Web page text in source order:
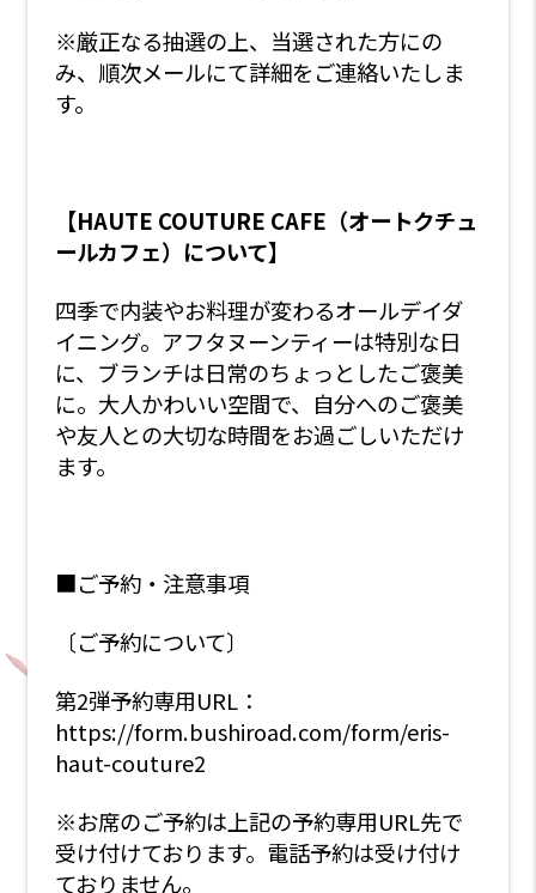
※厳正なる抽選の上、当選された方にの
み、順次メールにて詳細をご連絡いたしま
す。
【HAUTE COUTURE CAFE（オートクチュ
ールカフェ）について】
四季で内装やお料理が変わるオールデイダ
イニング。アフタヌーンティーは特別な日
に、ブランチは日常のちょっとしたご褒美
に。大人かわいい空間で、自分へのご褒美
や友人との大切な時間をお過ごしいただけ
ます。
■ご予約・注意事項
〔ご予約について〕
第2弾予約専用URL：
https://form.bushiroad.com/form/eris-
haut-couture2
※お席のご予約は上記の予約専用URL先で
受け付けております。電話予約は受け付け
ておりません。